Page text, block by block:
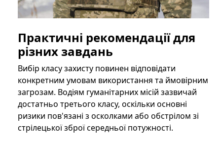
Практичні рекомендації для
різних завдань
Вибір класу захисту повинен відповідати
конкретним умовам використання та ймовірним
загрозам. Водіям гуманітарних місій зазвичай
достатньо третього класу, оскільки основні
ризики пов'язані з осколками або обстрілом зі
стрілецької зброї середньої потужності.